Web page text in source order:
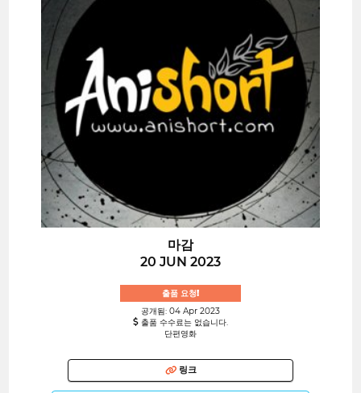
마감
20 JUN 2023
출품 요청!
공개됨: 04 Apr 2023
출품 수수료는 없습니다.
단편영화
링크